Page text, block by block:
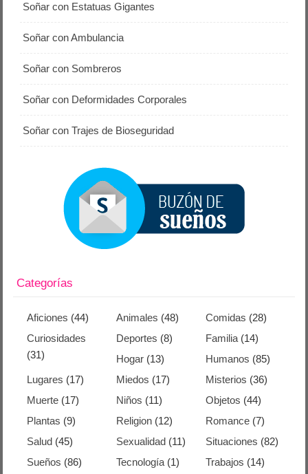
Soñar con Estatuas Gigantes
Soñar con Ambulancia
Soñar con Sombreros
Soñar con Deformidades Corporales
Soñar con Trajes de Bioseguridad
Categorías
Aficiones (44) Animales (48) Comidas (28)
Curiosidades
(31)
Deportes (8) Familia(14)
Hogar (13) Humanos (85)
Lugares (17) Miedos (17) Misterios (36)
Muerte (17) Niños (11) Objetos (44)
Plantas (9) Religion (12) Romance(7)
Salud (45) Sexualidad (11) Situaciones (82)
Sueños (86) Tecnología (1) Trabajos (14)